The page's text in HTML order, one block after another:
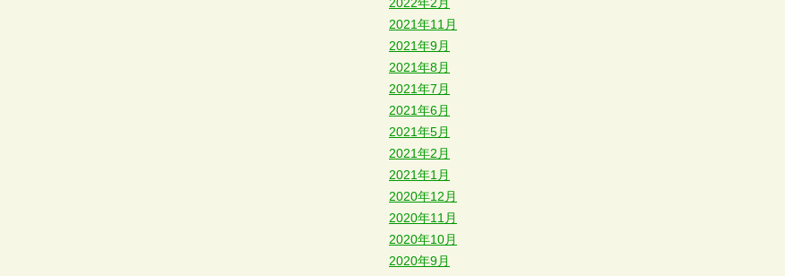
2021年11月
2021年9月
2021年8月
2021年7月
2021年6月
2021年5月
2021年2月
2021年1月
2020年12月
2020年11月
2020年10月
2020年9月